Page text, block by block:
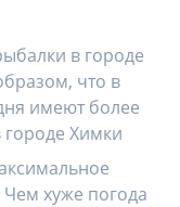
в городе
что в
имеют более
городе Химки
Чем хуже погода